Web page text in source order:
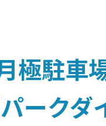
極駐車
ーク